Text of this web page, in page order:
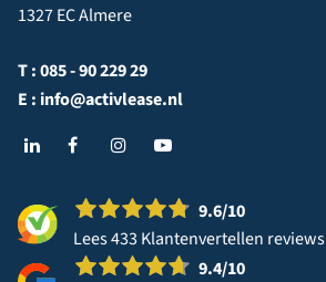
1327 EC Almere
T :085 - 90 229 29
E : info@activlease.nl
9.6/10
Lees 433 Klantenvertellen reviews
9.4/10